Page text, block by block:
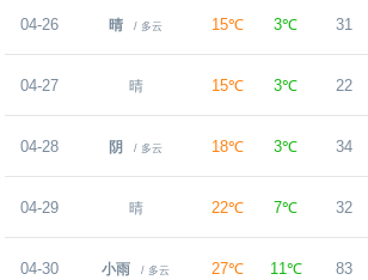
04-26 晴 / 多云 15℃ 3℃ 31
04-27 晴 15℃ 3℃ 22
04-28 阴 / 多云 18℃ 3℃ 34
04-29 晴 22℃ 7℃ 32
04-30 小雨 / 多云 27℃ 11℃ 83